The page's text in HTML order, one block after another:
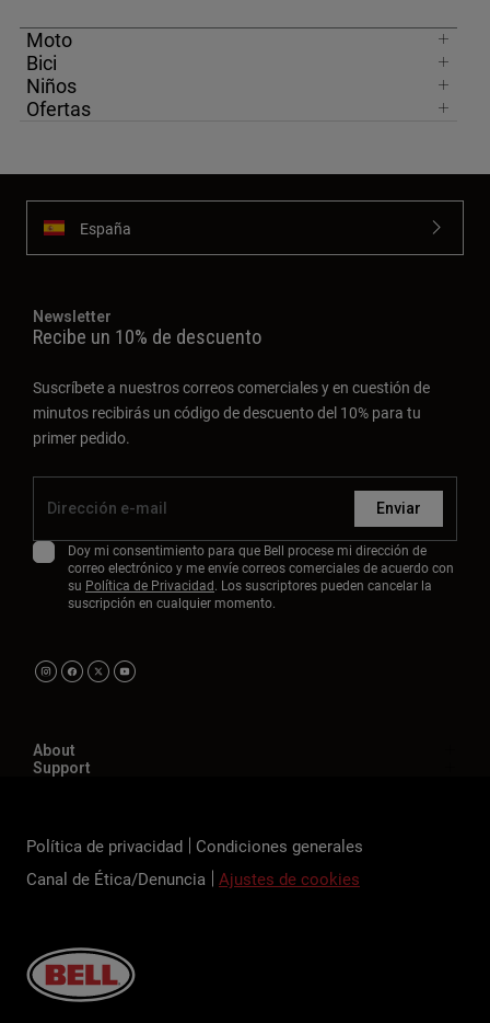
Moto
Bici
Niños
Ofertas
España
Newsletter
Recibe un 10% de descuento
Suscríbete a nuestros correos comerciales y en cuestión de
minutos recibirás un código de descuento del 10% para tu
primer pedido.
Enviar
Doy mi consentimiento para que Bell procese mi dirección de
correo electrónico y me envíe correos comerciales de acuerdo con
su Política de Privacidad. Los suscriptores pueden cancelar la
suscripción en cualquier momento.
About
Support
Política de privacidad
Condiciones generales
Canal de Ética/Denuncia Ajustes de cookies